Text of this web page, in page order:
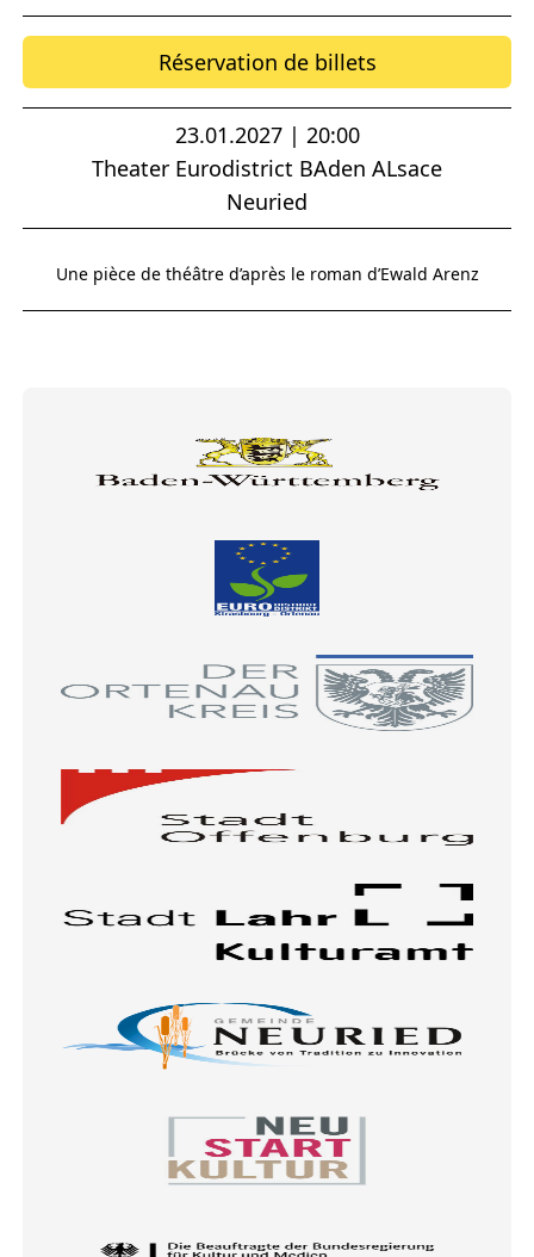
Réservation de billets
23.01.2027 | 20:00
Theater Eurodistrict BAden ALsace
Neuried
Une pièce de théâtre d’après le roman d’Ewald Arenz